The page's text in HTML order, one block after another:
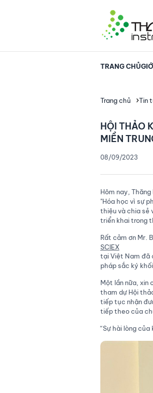
TRANG CHỦ
Trang chủ Tin
HỘI THẢO
MIỀN
08/09/2023
Hôm nay,
"Hóa học vì sự
thiệu và chia sẻ
triển khai trong
Rất cảm ơn Mr.
SCIEX
tại Việt Nam đã
pháp sắc ký khối
Một lần nữa, xin
tham dự Hội
tiếp tục nhận
tiếp theo của
“Sự hài lòng